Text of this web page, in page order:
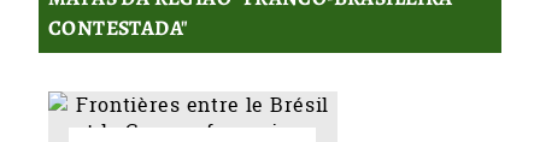
CONTESTADA"